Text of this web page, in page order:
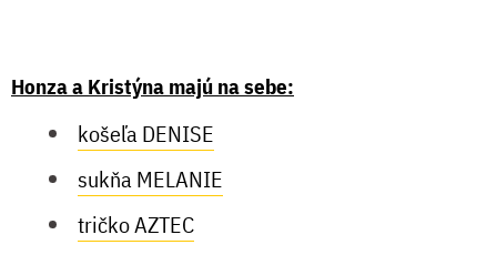
Honza a Kristýna majú na sebe:
košeľa DENISE
sukňa MELANIE
tričko AZTEC